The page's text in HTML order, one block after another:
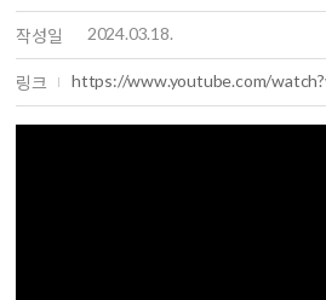
작성일 2024.03.18.
링크 https://www.youtube.com/